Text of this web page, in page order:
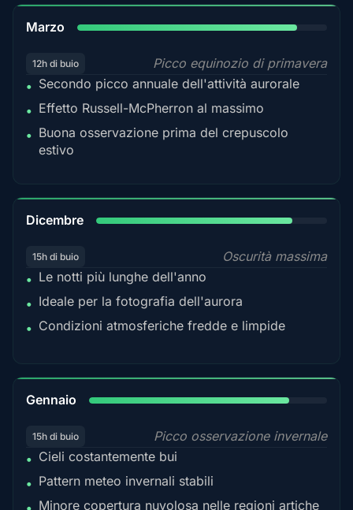
Marzo
12h di buio
Picco equinozio di primavera
• Secondo picco annuale dell'attività aurorale
• Effetto Russell-McPherron al massimo
• Buona osservazione prima del crepuscolo
estivo
Dicembre
15h di buio
Oscurità massima
• Le notti più lunghe dell'anno
• Ideale per la fotografia dell'aurora
• Condizioni atmosferiche fredde e limpide
Gennaio
15h di buio
Picco osservazione invernale
• Cieli costantemente bui
• Pattern meteo invernali stabili
Minore copertura nuvolosa nelle regioni artiche